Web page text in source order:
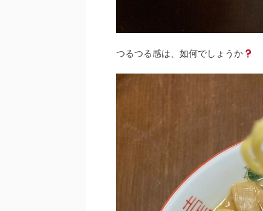
つるつる感は、如何でしょうか